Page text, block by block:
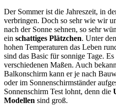
Der Sommer ist die Jahreszeit, in
verbringen. Doch so sehr wie wir
nach der Sonne sehnen, so sehr
ein schattiges Plätzchen. Unter
hohen Temperaturen das Leben
sind das Basic für sonnige Tage.
verschiedenen Maßen. Auch
Balkonschirm kann er je nach
oder im Sonnenschirmständer
Sonnenschirm Test lohnt, denn die
Modellen sind groß.